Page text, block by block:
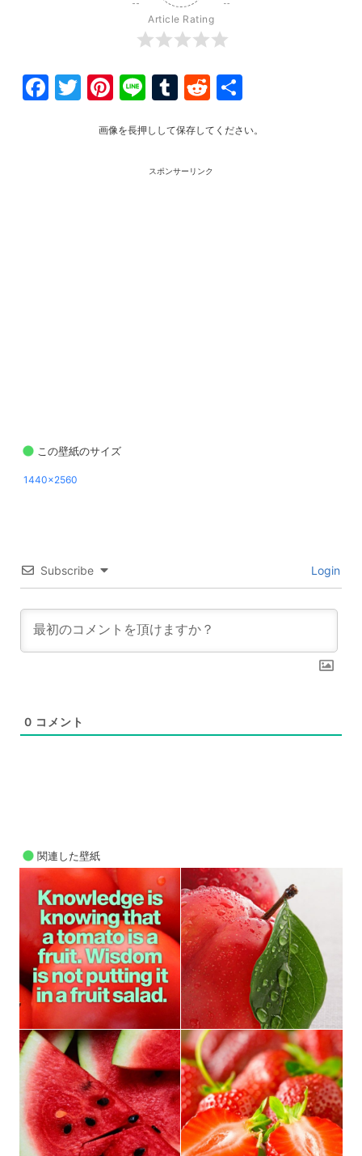
Article Rating
Facebook
Twitter
Pinterest
LineTumblr
Reddit
画像を長押しして保存してください。
スポンサーリンク
この壁紙のサイズ
1440x2560
Subscribe Login
0 コメント
関連した壁紙